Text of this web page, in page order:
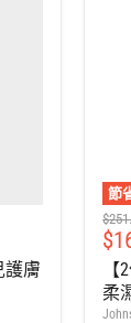
護膚
節
建
議
零
售
價
售
價
柔